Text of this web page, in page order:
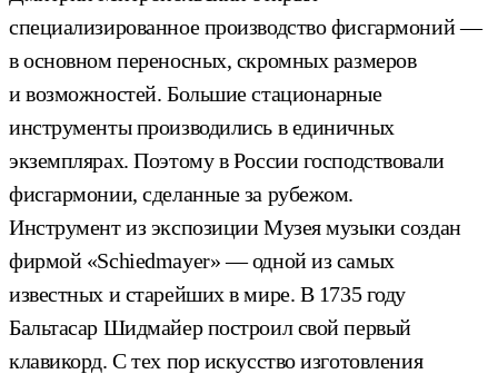
специализированное производство фисгармоний —
в основном переносных, скромных размеров
и возможностей. Большие стационарные
инструменты производились в единичных
экземплярах. Поэтому в России господствовали
фисгармонии, сделанные за рубежом.
Инструмент из экспозиции Музея музыки создан
фирмой «Schiedmayer» — одной из самых
известных и старейших в мире. В 1735 году
Бальтасар Шидмайер построил свой первый
клавикорд. С тех пор искусство изготовления